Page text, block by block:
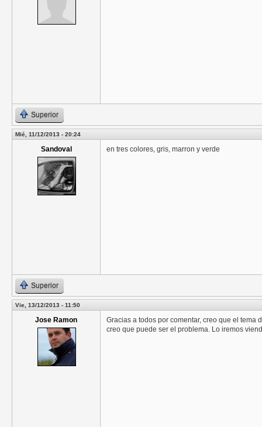
Superior
Mié, 11/12/2013 - 20:24
Sandoval en tres colores, gris, marron y verde
Superior
Vie, 13/12/2013 - 11:50
Jose Ramon
Gracias a todos por comentar, creo que el tema
creo que puede ser el problema. Lo iremos